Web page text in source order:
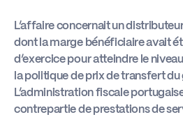
L’affaire concernait un
dont la marge bénéficiaire avait
d’exercice pour atteindre le
la politique de prix de transfert du
L’administration fiscale
contrepartie de prestations de